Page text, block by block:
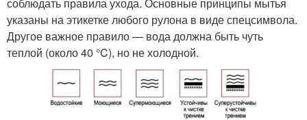
соблюдать правила ухода. Основные принципы мытья
указаны на этикетке любого рулона в виде спецсимвола.
Другое важное правило — вода должна быть чуть
теплой (около 40 °C), но не холодной.